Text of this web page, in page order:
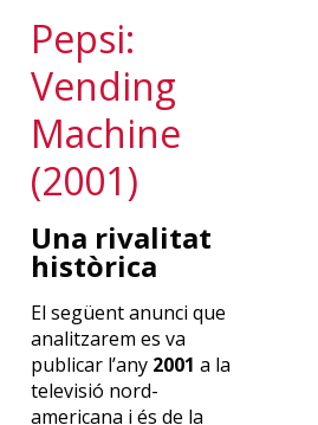
Pepsi:
Vending
Machine
(2001)
Una rivalitat
històrica
El següent anunci que
analitzarem es va
publicar l’any 2001 a la
televisió nord-
americana i és de la